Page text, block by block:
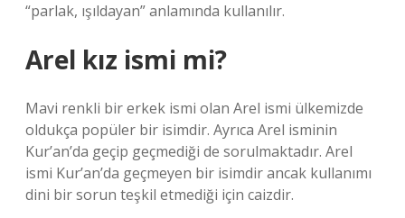
“parlak, ışıldayan” anlamında kullanılır.
Arel kız ismi mi?
Mavi renkli bir erkek ismi olan Arel ismi ülkemizde
oldukça popüler bir isimdir. Ayrıca Arel isminin
Kur’an’da geçip geçmediği de sorulmaktadır. Arel
ismi Kur’an’da geçmeyen bir isimdir ancak kullanımı
dini bir sorun teşkil etmediği için caizdir.